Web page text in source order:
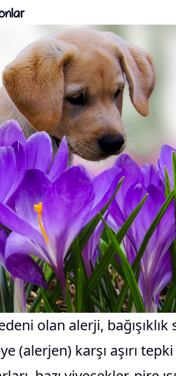
olan alerji,
(alerjen) karşı aşırı